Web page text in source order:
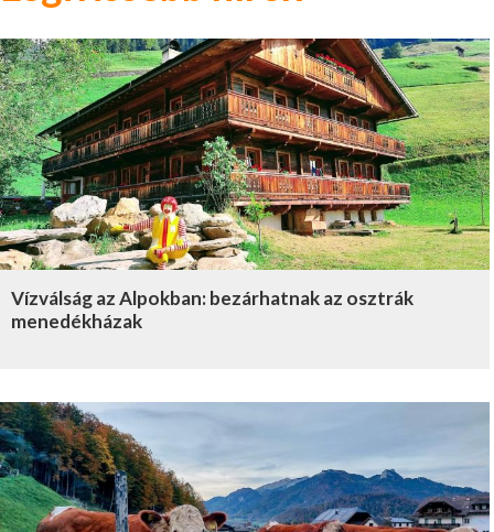
Vízválság az Alpokban: bezárhatnak az osztrák
menedékházak